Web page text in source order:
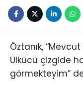
Öztanık,
Ülkücü çizgide
görmekteyim”